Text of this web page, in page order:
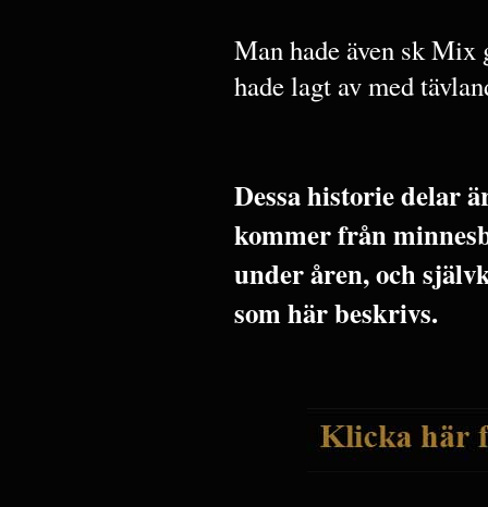
Man hade även sk Mix
hade lagt av med
Dessa historie delar
kommer från
under åren, och
som här beskrivs.